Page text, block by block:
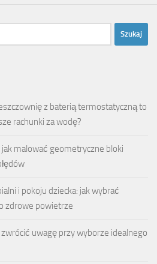
z baterią termostatyczną to
rachunki za wodę?
jak malować geometryczne bloki
i pokoju dziecka: jak wybrać
zdrowe powietrze
uwagę przy wyborze idealnego